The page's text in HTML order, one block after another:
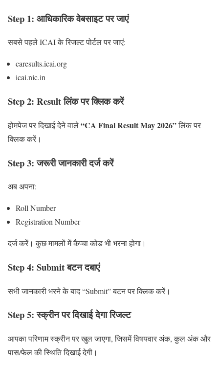
Step 1: आधिकारिक वेबसाइट पर जाएं
सबसे पहले ICAI के रिजल्ट पोर्टल पर जाएं:
caresults.icai.org
icai.nic.in
Step 2: Result लिंक पर क्लिक करें
होमपेज पर दिखाई देने वाले“CA Final Result May 2026”लिंक पर
क्लिक करें।
Step 3: जरूरी जानकारी दर्ज करें
अब अपना:
Roll Number
Registration Number
दर्ज करें। कुछ मामलों में कैप्चा कोड भी भरना होगा।
Step 4: Submit बटन दबाएं
सभी जानकारी भरने के बाद “Submit” बटन पर क्लिक करें।
Step 5: स्क्रीन पर दिखाई देगा रिजल्ट
आपका परिणाम स्क्रीन पर खुल जाएगा, जिसमें विषयवार अंक, कुल अंक और
पास/फेल की स्थिति दिखाई देगी।